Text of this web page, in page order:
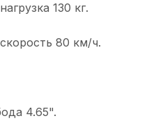
130 кг.
80 км/ч.
4.65".